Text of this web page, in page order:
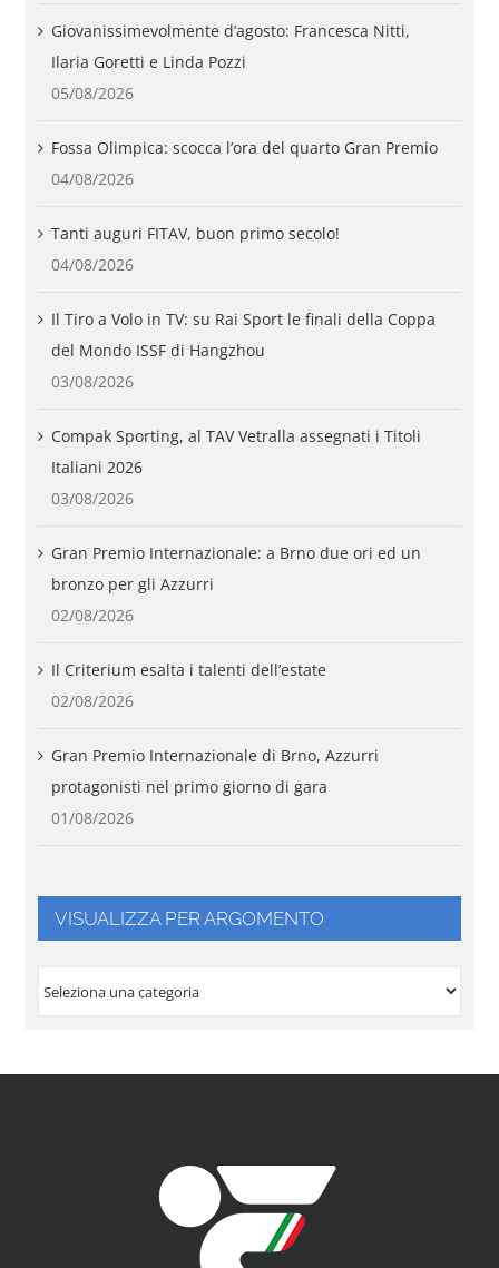
Giovanissimevolmente d’agosto: Francesca Nitti,
Ilaria Goretti e Linda Pozzi
05/08/2026
Fossa Olimpica: scocca l’ora del quarto Gran Premio
04/08/2026
Tanti auguri FITAV, buon primo secolo!
04/08/2026
Il Tiro a Volo in TV: su Rai Sport le finali della Coppa
del Mondo ISSF di Hangzhou
03/08/2026
Compak Sporting, al TAV Vetralla assegnati i Titoli
Italiani 2026
03/08/2026
Gran Premio Internazionale: a Brno due ori ed un
bronzo per gli Azzurri
02/08/2026
Il Criterium esalta i talenti dell’estate
02/08/2026
Gran Premio Internazionale di Brno, Azzurri
protagonisti nel primo giorno di gara
01/08/2026
VISUALIZZA PER ARGOMENTO